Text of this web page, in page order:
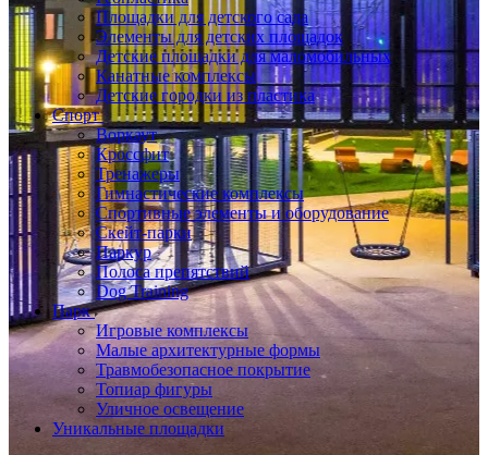
Площадки для детского сада
Элементы для детских площадок
Детские площадки для маломобильных
Канатные комплексы
Детские городки из пластика
Спорт
Воркаут
Кроссфит
Тренажеры
Гимнастические комплексы
Спортивные элементы и оборудование
Скейт-парки
Паркур
Полоса препятствий
Dog Training
Парк
Игровые комплексы
Малые архитектурные формы
Травмобезопасное покрытие
Топиар фигуры
Уличное освещение
Уникальные площадки